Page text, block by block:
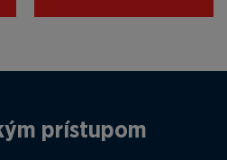
prístupom